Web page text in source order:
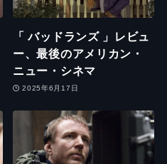
「 バッドランズ 」レビュ
ー、最後のアメリカン・
ニュー・シネマ
2025年6月17日